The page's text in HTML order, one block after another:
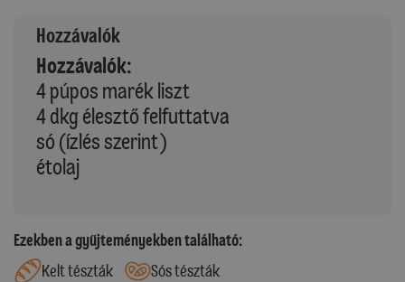
Hozzávalók
Hozzávalók:
4 púpos marék liszt
4 dkg élesztő felfuttatva
só (ízlés szerint)
étolaj
Ezekben a gyűjteményekben található:
Kelt tészták
Sós tészták